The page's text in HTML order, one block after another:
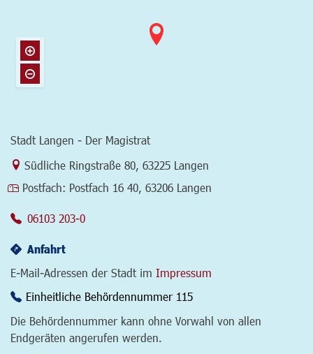
Stadt Langen - Der Magistrat
Link zur Google-Maps Navigation
Südliche Ringstraße 80 63225 Langen
Postfach: Postfach 16 40, 63206 Langen
06103 203-0
Anfahrt
E-Mail-Adressen der Stadt im Impressum
Einheitliche Behördennummer 115
Die Behördennummer kann ohne Vorwahl von allen
Endgeräten angerufen werden.